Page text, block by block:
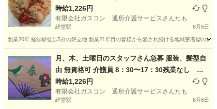
時給1,226円
有限会社ガスコン 通所介護サービスさんたも
経堂駅 8月6日
創業20年 経堂駅徒歩5分の好立地 創業21年目の皆様から愛され続ける地域密着型の
経堂駅 介護 時給
月、木、土曜日のスタッフさん急募 服装、髪型自
由 無資格可 介護員 8：30〜17：30残業なし 女
性利用者の入浴の見守り他 主婦パートさん歓迎 手
当有 介護福祉士時給1280円〜無資格時給1226
時給1,226円
有限会社ガスコン 通所介護サービスさんたも
経堂駅 8月6日